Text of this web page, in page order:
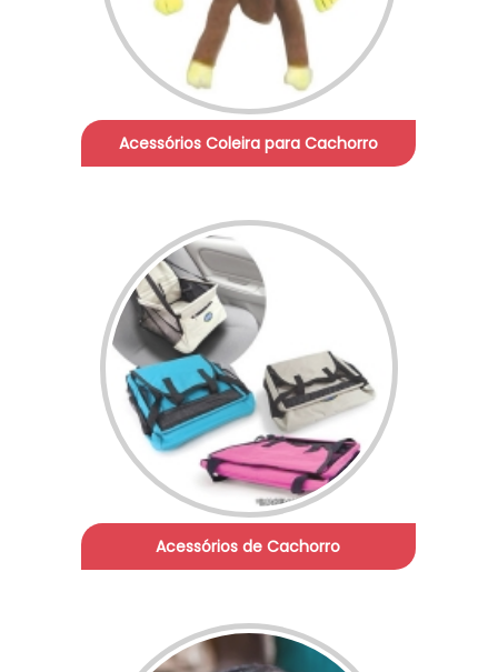
Acessórios Coleira para Cachorro
Acessórios de Cachorro